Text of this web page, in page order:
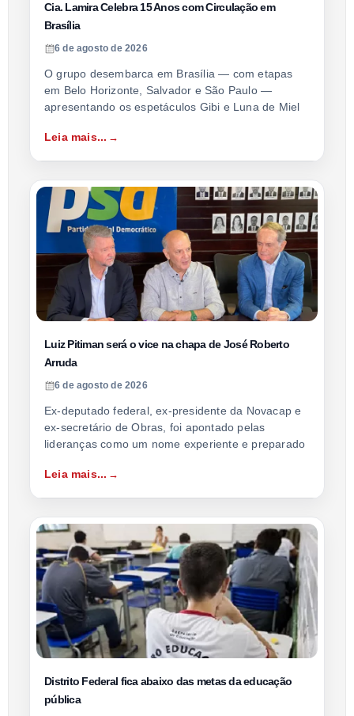
Cia. Lamira Celebra 15 Anos com Circulação em
Brasília
6 de agosto de 2026
O grupo desembarca em Brasília — com etapas
em Belo Horizonte, Salvador e São Paulo —
apresentando os espetáculos Gibi e Luna de Miel
Leia mais...
Luiz Pitiman será o vice na chapa de José Roberto
Arruda
6 de agosto de 2026
Ex-deputado federal, ex-presidente da Novacap e
ex-secretário de Obras, foi apontado pelas
lideranças como um nome experiente e preparado
Leia mais...
Distrito Federal fica abaixo das metas da educação
pública